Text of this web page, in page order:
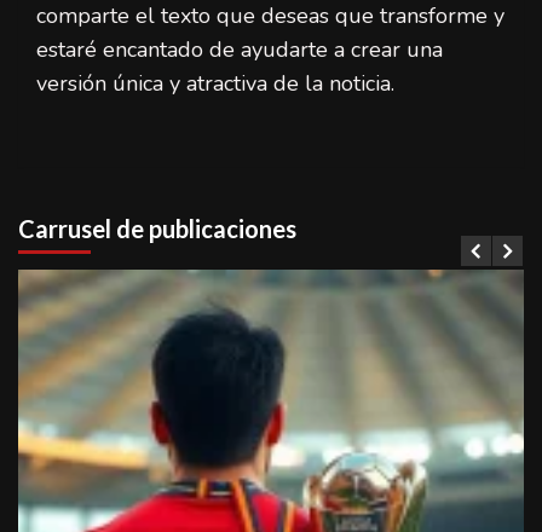
comparte el texto que deseas que transforme y
estaré encantado de ayudarte a crear una
versión única y atractiva de la noticia.
Carrusel de publicaciones